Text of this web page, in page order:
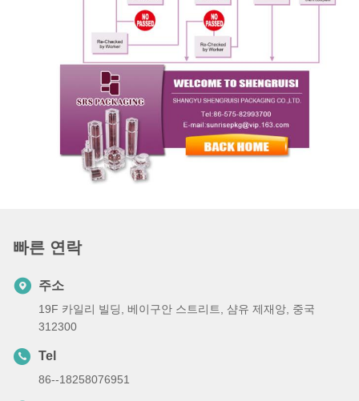
빠른 연락
주소
19F 카일리 빌딩, 베이구안 스트리트, 샴유 제재앙, 중국
312300
Tel
86--18258076951